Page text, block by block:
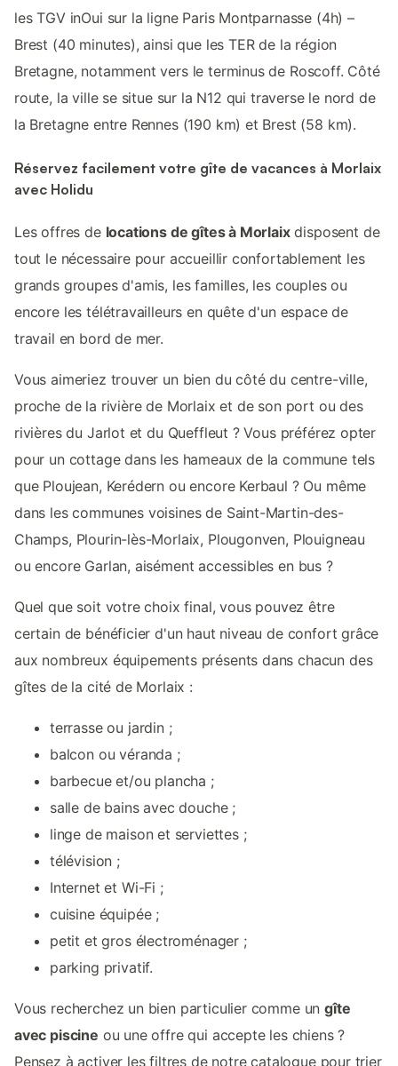
les TGV inOui sur la ligne Paris Montparnasse (4h) –
Brest (40 minutes), ainsi que les TER de la région
Bretagne, notamment vers le terminus de Roscoff. Côté
route, la ville se situe sur la N12 qui traverse le nord de
la Bretagne entre Rennes (190 km) et Brest (58 km).
Réservez facilement votre gîte de vacances à Morlaix
avec Holidu
Les offres de locations de gîtes à Morlaixdisposent de
tout le nécessaire pour accueillir confortablement les
grands groupes d'amis, les familles, les couples ou
encore les télétravailleurs en quête d'un espace de
travail en bord de mer.
Vous aimeriez trouver un bien du côté du centre-ville,
proche de la rivière de Morlaix et de son port ou des
rivières du Jarlot et du Queffleut ? Vous préférez opter
pour un cottage dans les hameaux de la commune tels
que Ploujean, Kerédern ou encore Kerbaul ? Ou même
dans les communes voisines de Saint-Martin-des-
Champs, Plourin-lès-Morlaix, Plougonven, Plouigneau
ou encore Garlan, aisément accessibles en bus ?
Quel que soit votre choix final, vous pouvez être
certain de bénéficier d'un haut niveau de confort grâce
aux nombreux équipements présents dans chacun des
gîtes de la cité de Morlaix :
terrasse ou jardin ;
balcon ou véranda ;
barbecue et/ou plancha ;
salle de bains avec douche ;
linge de maison et serviettes ;
télévision ;
Internet et Wi-Fi ;
cuisine équipée ;
petit et gros électroménager ;
parking privatif.
Vous recherchez un bien particulier comme ungîte
avec piscine ou une offre qui accepte les chiens ?
Pensez à activer les filtres de notre catalogue pour trier